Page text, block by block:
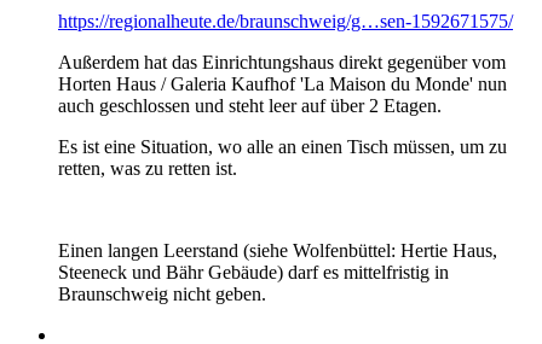
https://regionalheute.de/braunschweig/g…sen-1592671575/
Außerdem hat das Einrichtungshaus direkt gegenüber vom
Horten Haus / Galeria Kaufhof 'La Maison du Monde' nun
auch geschlossen und steht leer auf über 2 Etagen.
Es ist eine Situation, wo alle an einen Tisch müssen, um zu
retten, was zu retten ist.
Einen langen Leerstand (siehe Wolfenbüttel: Hertie Haus,
Steeneck und Bähr Gebäude) darf es mittelfristig in
Braunschweig nicht geben.